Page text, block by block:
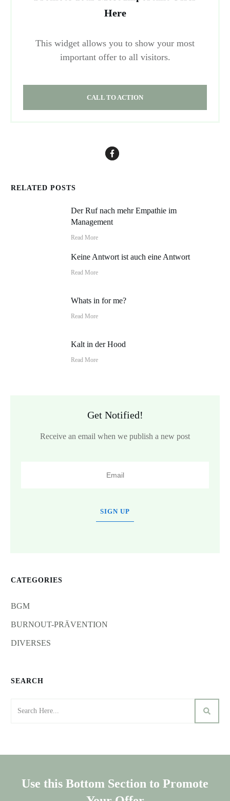
Here
This widget allows you to show your most
important offer to all visitors.
CALL TO ACTION
RELATED POSTS
Der Ruf nach mehr Empathie im
Management
Read More
Keine Antwort ist auch eine Antwort
Read More
Whats in for me?
Read More
Kalt in der Hood
Read More
Get Notified!
Receive an email when we publish a new post
SIGN UP
CATEGORIES
BGM
BURNOUT-PRÄVENTION
DIVERSES
SEARCH
Use this Bottom Section to Promote